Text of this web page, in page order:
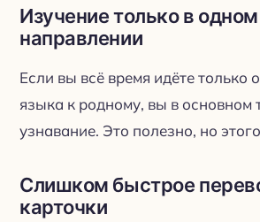
Изучение только в одном
направлении
Если вы всё время идёте только
языка к родному, вы в основном
узнавание. Это полезно, но
Слишком быстрое
карточки